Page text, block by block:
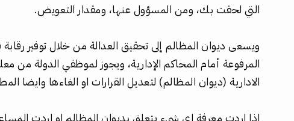
التي لحقت بك، ومن المسؤول عنها، ومقدار التعويض.
ويسعى ديوان المظالم إلى تحقيق العدالة من خلال توفير
المرفوعة أمام المحاكم الإدارية، ويجوز لموظفي الدولة
الادارية (ديوان المظالم) لتعديل القرارات او الغاءها وايضا
اذا اردت معرفة اي شيء يتعلق بديوان المظالم او اردت